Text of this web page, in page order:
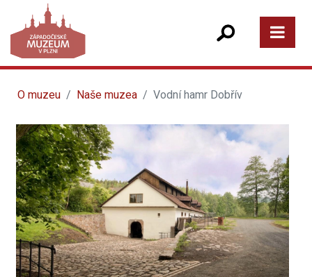
O muzeu Naše muzea Vodní hamr Dobřív